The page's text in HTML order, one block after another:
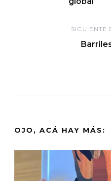
SIGUIENTE
OJO, ACÁ HAY MÁS: